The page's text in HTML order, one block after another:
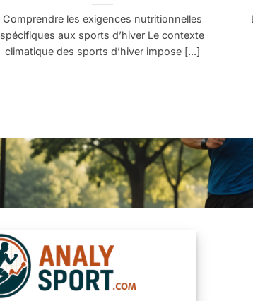
Comprendre les exigences nutritionnelles
spécifiques aux sports d’hiver Le contexte
climatique des sports d’hiver impose [...]